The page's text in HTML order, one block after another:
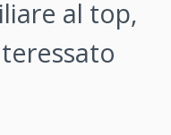
al top,